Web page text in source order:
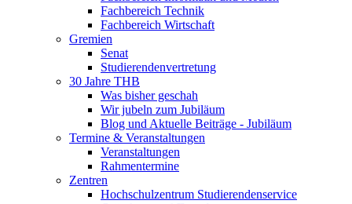
Fachbereich Technik
Fachbereich Wirtschaft
Gremien
Senat
Studierendenvertretung
30 Jahre THB
Was bisher geschah
Wir jubeln zum Jubiläum
Blog und Aktuelle Beiträge - Jubiläum
Termine & Veranstaltungen
Veranstaltungen
Rahmentermine
Zentren
Hochschulzentrum Studierendenservice